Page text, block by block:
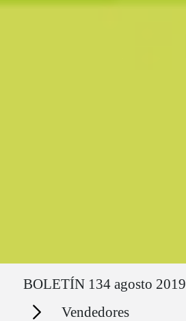
BOLETÍN 134 agosto 2019
Secciones Vendedores